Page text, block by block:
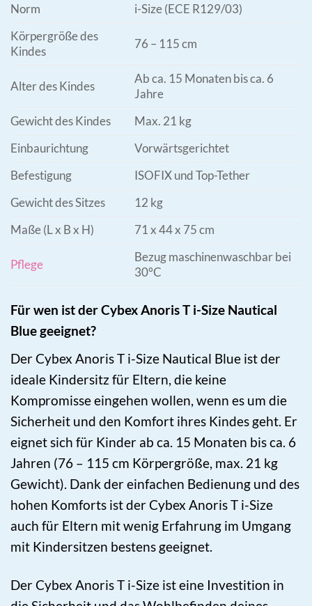
Norm
i-Size (ECE R129/03)
Körpergröße des
Kindes
76 – 115 cm
Alter des Kindes
Ab ca. 15 Monaten bis ca. 6
Jahre
Gewicht des Kindes
Max. 21 kg
Einbaurichtung
Vorwärtsgerichtet
Befestigung
ISOFIX und Top-Tether
Gewicht des Sitzes
12 kg
Maße (L x B x H)
71 x 44 x 75 cm
Pflege
Bezug maschinenwaschbar bei
30°C
Für wen ist der Cybex Anoris T i-Size Nautical
Blue geeignet?
Der Cybex Anoris T i-Size Nautical Blue ist der
ideale Kindersitz für Eltern, die keine
Kompromisse eingehen wollen, wenn es um die
Sicherheit und den Komfort ihres Kindes geht. Er
eignet sich für Kinder ab ca. 15 Monaten bis ca. 6
Jahren (76 – 115 cm Körpergröße, max. 21 kg
Gewicht). Dank der einfachen Bedienung und des
hohen Komforts ist der Cybex Anoris T i-Size
auch für Eltern mit wenig Erfahrung im Umgang
mit Kindersitzen bestens geeignet.
Der Cybex Anoris T i-Size ist eine Investition in